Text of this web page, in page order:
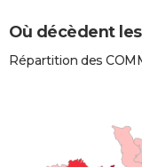
Où décèdent les
Répartition des